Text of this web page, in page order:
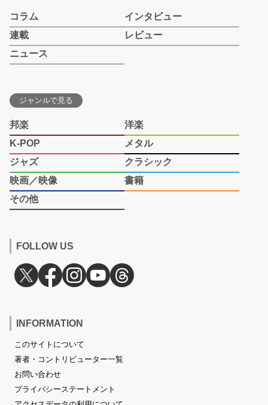
コラム
インタビュー
連載
レビュー
ニュース
ジャンルで見る
邦楽
洋楽
K-POP
メタル
ジャズ
クラシック
映画／映像
書籍
その他
FOLLOW US
INFORMATION
このサイトについて
著者・コントリビューター一覧
お問い合わせ
プライバシーステートメント